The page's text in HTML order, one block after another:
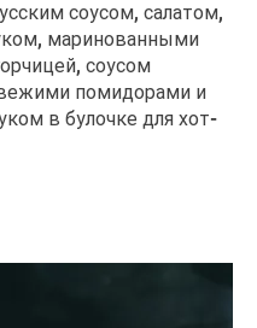
соусом, салатом,
маринованными
соусом
помидорами и
в булочке для хот-